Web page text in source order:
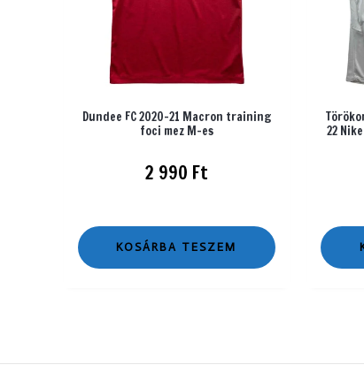
Dundee FC 2020-21 Macron training
foci mez M-es
2 990 Ft
KOSÁRBA TESZEM
22